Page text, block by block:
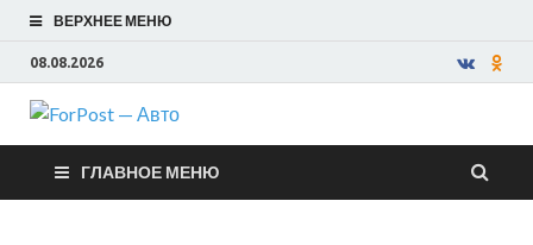
ВЕРХНЕЕ МЕНЮ
08.08.2026
ForPost —
Авто
ГЛАВНОЕ МЕНЮ